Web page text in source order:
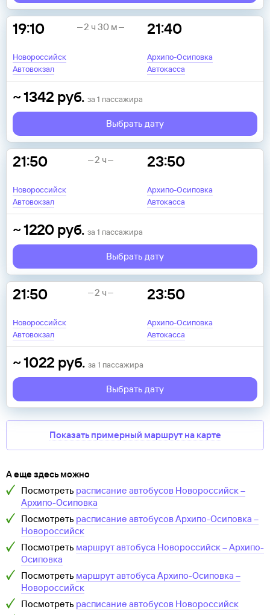
19:10
Новороссийск
Автовокзал
21:40
Архипо-Осиповка
Автокасса
2 ч 30 м
~1342 руб. за 1 пассажира
Выбрать дату
21:50
Новороссийск
Автовокзал
23:50
Архипо-Осиповка
Автокасса
2 ч
~1220 руб. за 1 пассажира
Выбрать дату
21:50
Новороссийск
Автовокзал
23:50
Архипо-Осиповка
Автокасса
2 ч
~1022 руб. за 1 пассажира
Выбрать дату
Показать примерный маршрут на карте
А еще здесь можно
Посмотреть расписание автобусов Новороссийск–
Архипо-Осиповка
Посмотреть расписание автобусовАрхипо-Осиповка –
Новороссийск
Посмотреть маршрут автобуса Новороссийск–Архипо-
Осиповка
Посмотреть маршрут автобуса Архипо-Осиповка –
Новороссийск
Посмотреть расписание автобусов Новороссийск